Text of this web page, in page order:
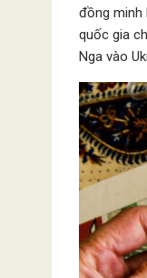
đồng minh
quốc gia
Nga vào